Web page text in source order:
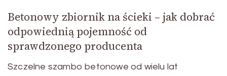
Betonowy zbiornik na ścieki – jak dobrać
odpowiednią pojemność od
sprawdzonego producenta
Szczelne szambo betonowe od wielu lat